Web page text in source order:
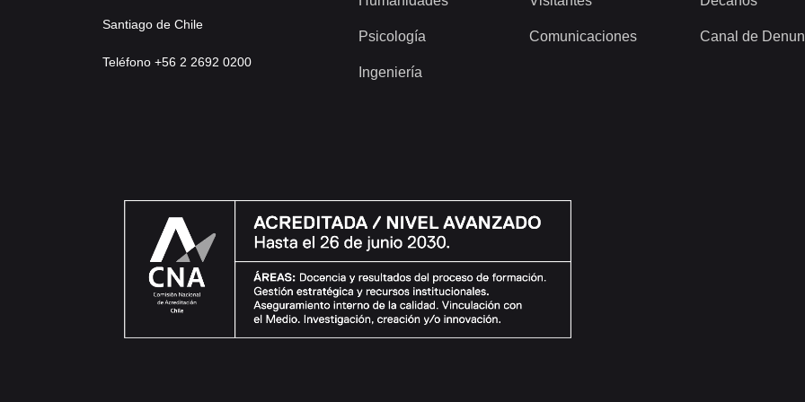
Santiago de Chile
Teléfono +56 2 2692 0200
Psicología
Ingeniería
Comunicaciones Canal de